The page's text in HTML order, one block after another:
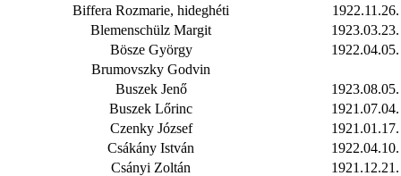
Biffera Rozmarie, hideghéti
1922.11.26.
Blemenschülz Margit
1923.03.23.
Bösze György
1922.04.05.
Brumovszky Godvin
Buszek Jenő
1923.08.05.
Buszek Lőrinc
1921.07.04.
Czenky József
1921.01.17.
Csákány István
1922.04.10.
Csányi Zoltán
1921.12.21.